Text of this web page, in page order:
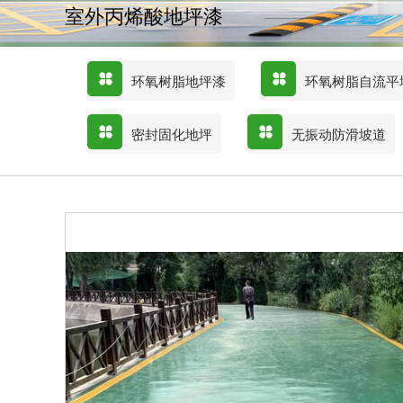
室外丙烯酸地坪漆
环氧树脂地坪漆 环氧树脂自流
密封固化地坪 无振动防滑坡道